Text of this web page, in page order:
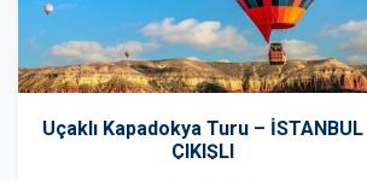
Uçaklı Kapadokya Turu – İSTANBUL
ÇIKIŞLI